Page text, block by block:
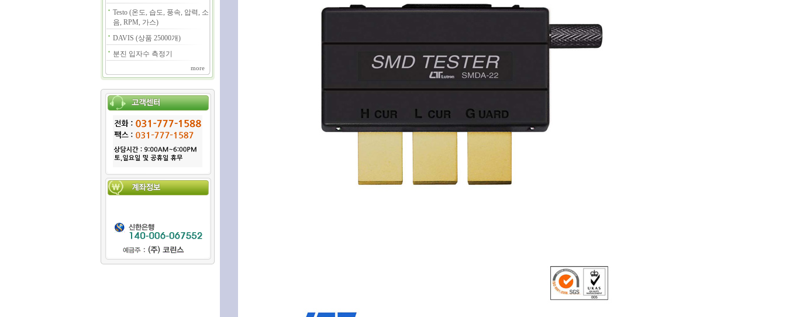
Testo (온도, 습도, 풍속, 압력, 소
음, RPM, 가스)
DAVIS (상품 25000개)
분진 입자수 측정기
more